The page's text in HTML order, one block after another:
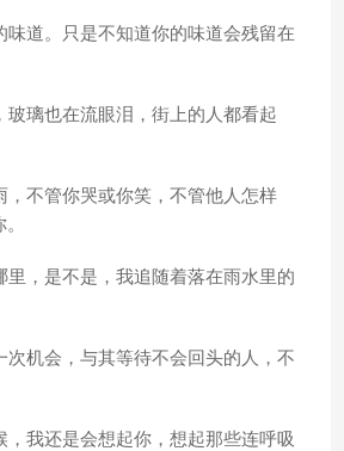
味道。只是不知道你的味道会残留在
玻璃也在流眼泪，街上的人都看起
，不管你哭或你笑，不管他人怎样
里，是不是，我追随着落在雨水里的
次机会，与其等待不会回头的人，不
，我还是会想起你，想起那些连呼吸